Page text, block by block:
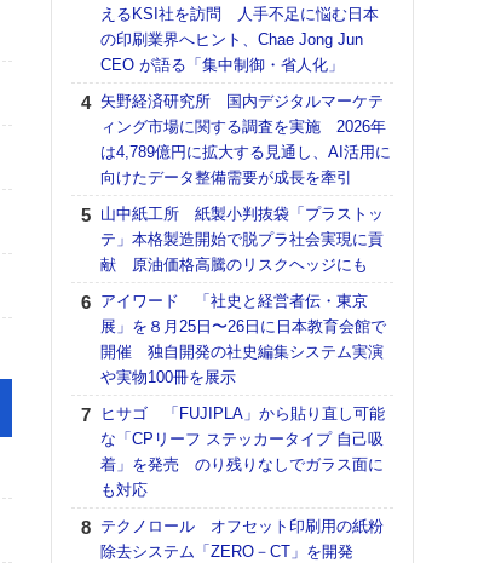
えるKSI社を訪問 人手不足に悩む日本
の印刷業界へヒント、Chae Jong Jun
CEO が語る「集中制御・省人化」
矢野経済研究所 国内デジタルマーケテ
ィング市場に関する調査を実施 2026年
は4,789億円に拡大する見通し、AI活用に
向けたデータ整備需要が成長を牽引
山中紙工所 紙製小判抜袋「プラストッ
テ」本格製造開始で脱プラ社会実現に貢
献 原油価格高騰のリスクヘッジにも
アイワード 「社史と経営者伝・東京
展」を８月25日〜26日に日本教育会館で
開催 独自開発の社史編集システム実演
や実物100冊を展示
ヒサゴ 「FUJIPLA」から貼り直し可能
な「CPリーフ ステッカータイプ 自己吸
着」を発売 のり残りなしでガラス面に
も対応
テクノロール オフセット印刷用の紙粉
除去システム「ZERO－CT」を開発